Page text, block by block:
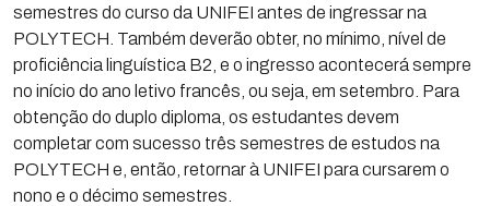
semestres do curso da UNIFEI antes de ingressar na
POLYTECH. Também deverão obter, no mínimo, nível de
proficiência linguística B2, e o ingresso acontecerá sempre
no início do ano letivo francês, ou seja, em setembro. Para
obtenção do duplo diploma, os estudantes devem
completar com sucesso três semestres de estudos na
POLYTECH e, então, retornar à UNIFEI para cursarem o
nono e o décimo semestres.